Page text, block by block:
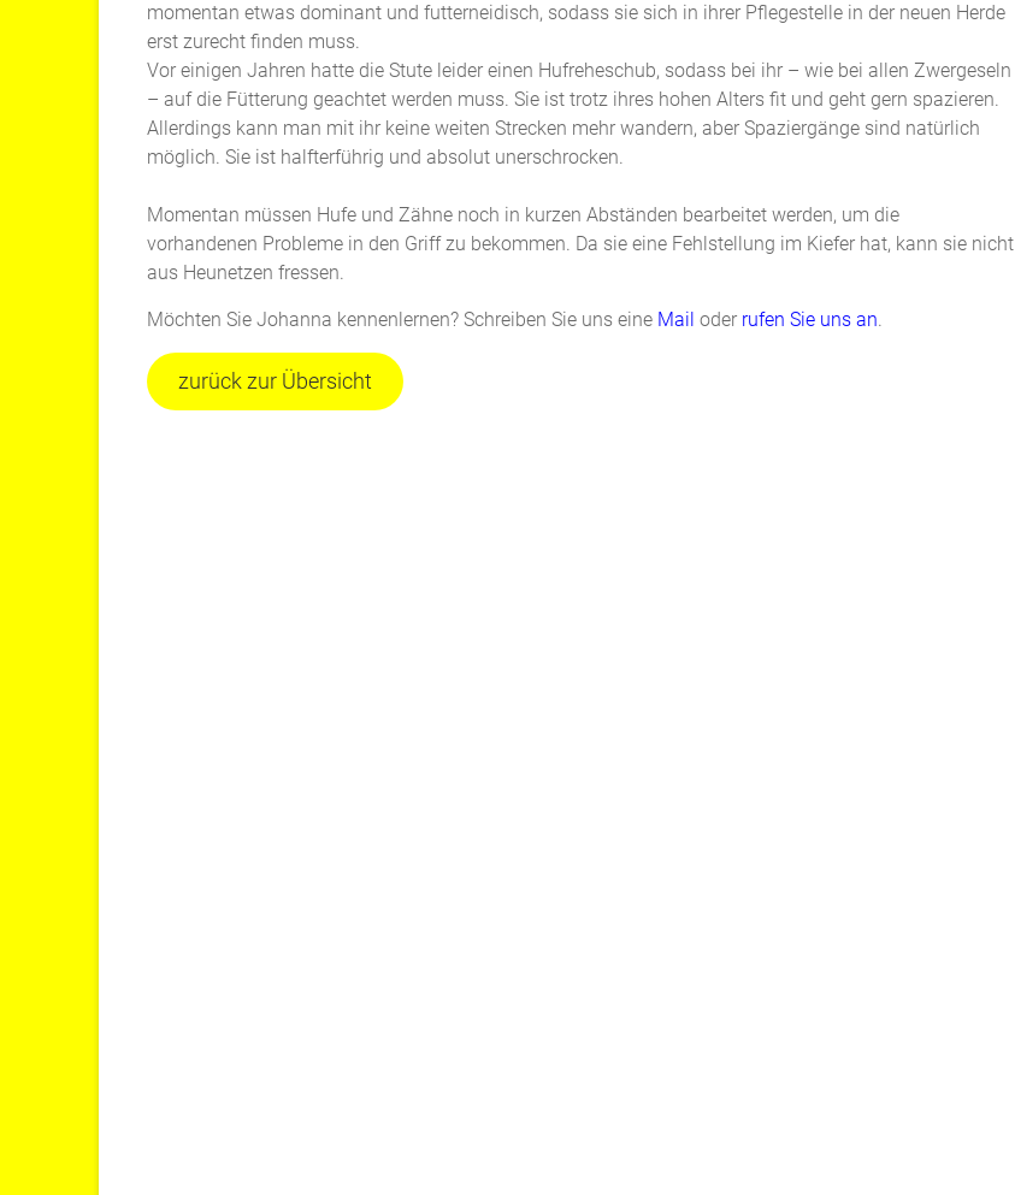
momentan etwas dominant und futterneidisch, sodass sie sich in ihrer Pflegestelle in der neuen Herde
erst zurecht finden muss.
Vor einigen Jahren hatte die Stute leider einen Hufreheschub, sodass bei ihr – wie bei allen Zwergeseln
– auf die Fütterung geachtet werden muss. Sie ist trotz ihres hohen Alters fit und geht gern spazieren.
Allerdings kann man mit ihr keine weiten Strecken mehr wandern, aber Spaziergänge sind natürlich
möglich. Sie ist halfterführig und absolut unerschrocken.
Momentan müssen Hufe und Zähne noch in kurzen Abständen bearbeitet werden, um die
vorhandenen Probleme in den Griff zu bekommen. Da sie eine Fehlstellung im Kiefer hat, kann sie nicht
aus Heunetzen fressen.
Möchten Sie Johanna kennenlernen? Schreiben Sie uns eine Mail oder rufen Sie uns an.
zurück zur Übersicht